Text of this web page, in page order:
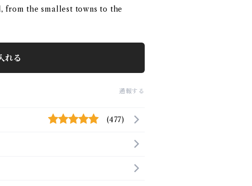
from the smallest towns to the
れる
通報する
(477)